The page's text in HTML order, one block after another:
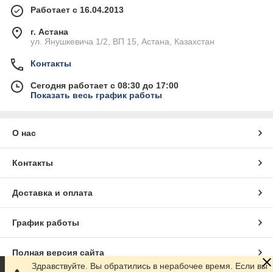
Работает с 16.04.2013
г. Астана
ул. Янушкевича 1/2, ВП 15, Астана, Казахстан
Контакты
Сегодня работает с 08:30 до 17:00
Показать весь график работы
О нас
Контакты
Доставка и оплата
График работы
Полная версия сайта
Здравствуйте. Вы обратились в нерабочее время. Если вы